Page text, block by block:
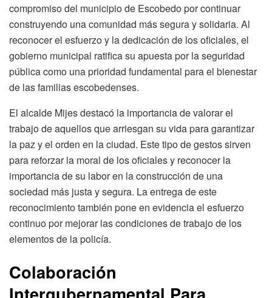
compromiso del municipio de Escobedo por continuar
construyendo una comunidad más segura y solidaria. Al
reconocer el esfuerzo y la dedicación de los oficiales, el
gobierno municipal ratifica su apuesta por la seguridad
pública como una prioridad fundamental para el bienestar
de las familias escobedenses.
El alcalde Mijes destacó la importancia de valorar el
trabajo de aquellos que arriesgan su vida para garantizar
la paz y el orden en la ciudad. Este tipo de gestos sirven
para reforzar la moral de los oficiales y reconocer la
importancia de su labor en la construcción de una
sociedad más justa y segura. La entrega de este
reconocimiento también pone en evidencia el esfuerzo
continuo por mejorar las condiciones de trabajo de los
elementos de la policía.
Colaboración
Intergubernamental Para